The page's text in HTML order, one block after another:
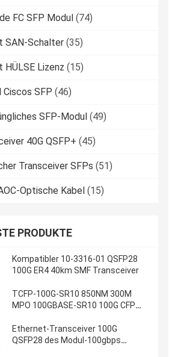
FC SFP Modul (74)
SAN-Schalter (35)
HÜLSE Lizenz (15)
Ciscos SFP (46)
SFP-Modul (49)
40G QSFP+ (45)
Transceiver SFPs (51)
Optische Kabel (15)
PRODUKTE
Kompatibler 10-3316-01 QSFP28
100G ER4 40km SMF Transceiver
TCFP-100G-SR10 850NM 300M
MPO 100GBASE-SR10 100G CFP
Ethernet-Transceiver 100G
QSFP28 des Modul-100gbps